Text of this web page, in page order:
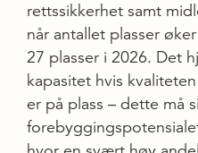
rettssikkerhet samt
når antallet plasser
27 plasser i 2026. Det
kapasitet hvis
er på plass – dette må